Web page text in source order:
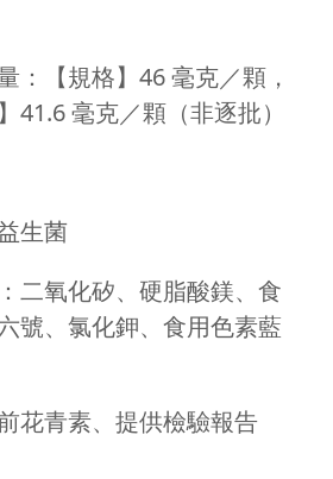
：【規格】46 毫克／顆，
41.6 毫克／顆（非逐批）
生菌
二氧化矽、硬脂酸鎂、食
號、氯化鉀、食用色素藍
花青素、提供檢驗報告